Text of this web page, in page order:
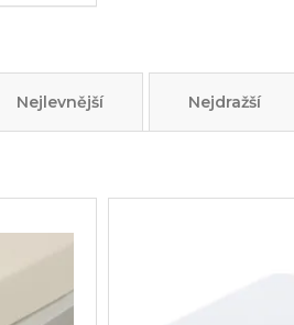
Nejlevnější Nejdražší